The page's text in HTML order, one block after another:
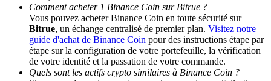
Share 500000 CASHCAT prize pool
Exclusive for BitMart Users
Comment acheter 1 Binance Coin sur Bitrue ?
Vous pouvez acheter Binance Coin en toute sécurité sur
Bitrue, un échange centralisé de premier plan. Visitez notre
guide d'achat de Binance Coin pour des instructions étape par
étape sur la configuration de votre portefeuille, la vérification
de votre identité et la passation de votre commande.
Quels sont les actifs crypto similaires à Binance Coin ?